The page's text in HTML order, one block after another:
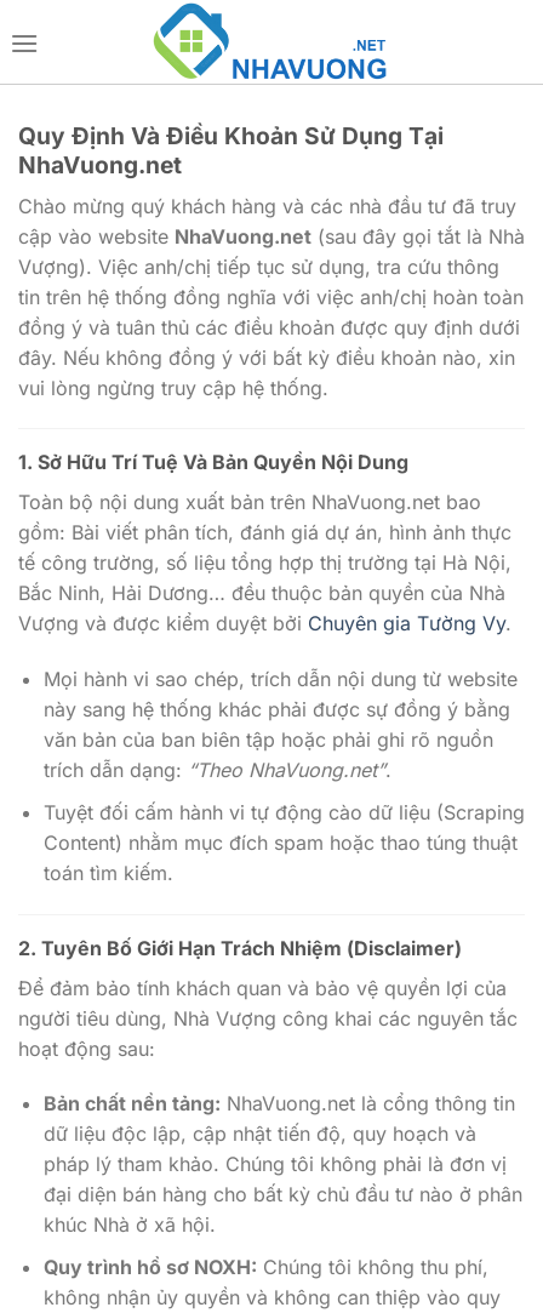
qua
Quy Định Và Điều Khoản Sử Dụng Tại
NhaVuong.net
Chào mừng quý khách hàng và các nhà đầu tư đã truy
cập vào website NhaVuong.net (sau đây gọi tắt là Nhà
Vượng). Việc anh/chị tiếp tục sử dụng, tra cứu thông
tin trên hệ thống đồng nghĩa với việc anh/chị hoàn toàn
đồng ý và tuân thủ các điều khoản được quy định dưới
đây. Nếu không đồng ý với bất kỳ điều khoản nào, xin
vui lòng ngừng truy cập hệ thống.
1. Sở Hữu Trí Tuệ Và Bản Quyền Nội Dung
Toàn bộ nội dung xuất bản trên NhaVuong.net bao
gồm: Bài viết phân tích, đánh giá dự án, hình ảnh thực
tế công trường, số liệu tổng hợp thị trường tại Hà Nội,
Bắc Ninh, Hải Dương… đều thuộc bản quyền của Nhà
Vượng và được kiểm duyệt bởi Chuyên gia Tường Vy.
Mọi hành vi sao chép, trích dẫn nội dung từ website
này sang hệ thống khác phải được sự đồng ý bằng
văn bản của ban biên tập hoặc phải ghi rõ nguồn
trích dẫn dạng: “Theo NhaVuong.net”.
Tuyệt đối cấm hành vi tự động cào dữ liệu (Scraping
Content) nhằm mục đích spam hoặc thao túng thuật
toán tìm kiếm.
2. Tuyên Bố Giới Hạn Trách Nhiệm (Disclaimer)
Để đảm bảo tính khách quan và bảo vệ quyền lợi của
người tiêu dùng, Nhà Vượng công khai các nguyên tắc
hoạt động sau:
Bản chất nền tảng: NhaVuong.net là cổng thông tin
dữ liệu độc lập, cập nhật tiến độ, quy hoạch và
pháp lý tham khảo. Chúng tôi không phải là đơn vị
đại diện bán hàng cho bất kỳ chủ đầu tư nào ở phân
khúc Nhà ở xã hội.
Quy trình hồ sơ NOXH: Chúng tôi không thu phí,
không nhận ủy quyền và không can thiệp vào quy